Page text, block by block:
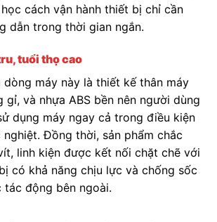
cách vận hành thiết bị chỉ cần
dẫn trong thời gian ngắn.
tuổi thọ cao
dòng máy này là thiết kế thân máy
gỉ, và nhựa ABS bền nên người dùng
dụng máy ngay cả trong điều kiện
Đồng thời, sản phẩm chắc
linh kiện được kết nối chặt chẽ với
có khả năng chịu lực và chống sốc
động bên ngoài.